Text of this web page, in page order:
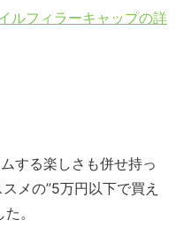
ルフィラーキャップの詳
する楽しさも併せ持っ
メの”5万円以下で買え
。